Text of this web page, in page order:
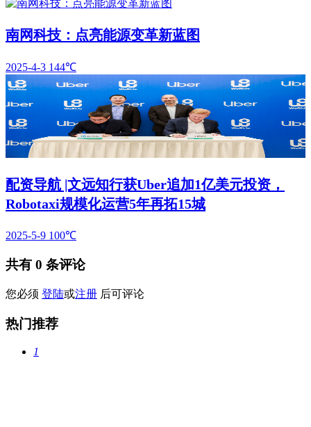
南网科技：点亮能源变革新蓝图
2025-4-3 144℃
配资导航 |文远知行获Uber追加1亿美元投资，
Robotaxi规模化运营5年再拓15城
2025-5-9 100℃
共有 0 条评论
您必须 登陆或注册 后可评论
热门推荐
1